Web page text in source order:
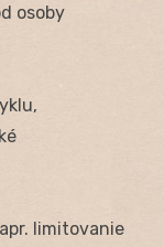
osoby
limitovanie